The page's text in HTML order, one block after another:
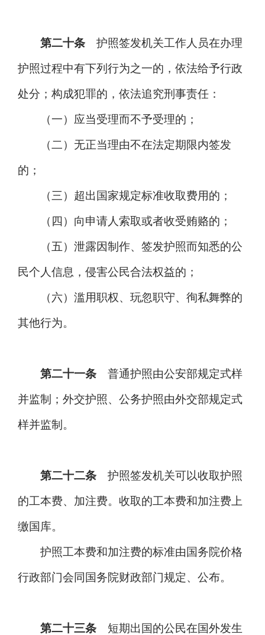
第二十条 护照签发机关工作人员在办理
护照过程中有下列行为之一的，依法给予行政
处分；构成犯罪的，依法追究刑事责任：
（一）应当受理而不予受理的；
（二）无正当理由不在法定期限内签发
的；
（三）超出国家规定标准收取费用的；
（四）向申请人索取或者收受贿赂的；
（五）泄露因制作、签发护照而知悉的公
民个人信息，侵害公民合法权益的；
（六）滥用职权、玩忽职守、徇私舞弊的
其他行为。
第二十一条 普通护照由公安部规定式样
并监制；外交护照、公务护照由外交部规定式
样并监制。
第二十二条 护照签发机关可以收取护照
的工本费、加注费。收取的工本费和加注费上
缴国库。
护照工本费和加注费的标准由国务院价格
行政部门会同国务院财政部门规定、公布。
第二十三条 短期出国的公民在国外发生